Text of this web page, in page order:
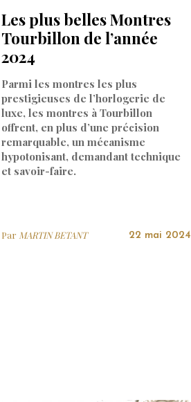
Les plus belles Montres
Tourbillon de l’année
2024
Parmi les montres les plus
prestigieuses de l’horlogerie de
luxe, les montres à Tourbillon
offrent, en plus d’une précision
remarquable, un mécanisme
hypotonisant, demandant technique
et savoir-faire.
Par MARTIN BETANT 22 mai 2024